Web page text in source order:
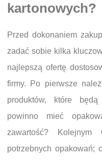
kartonowych?
Przed dokonaniem
zadać sobie kilka
najlepszą ofertę
firmy. Po pierwsze
produktów, które
powinno mieć
zawartość?
potrzebnych opakowań;